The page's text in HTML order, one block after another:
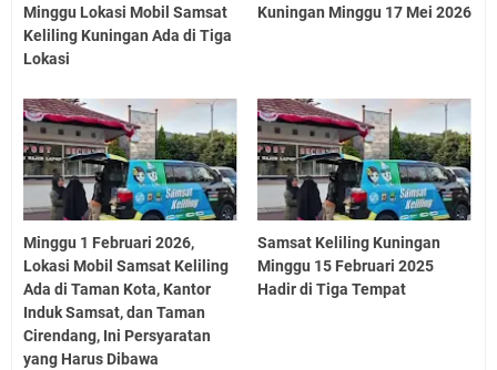
Minggu Lokasi Mobil Samsat
Keliling Kuningan Ada di Tiga
Lokasi
Kuningan Minggu 17 Mei 2026
Minggu 1 Februari 2026,
Lokasi Mobil Samsat Keliling
Ada di Taman Kota, Kantor
Induk Samsat, dan Taman
Cirendang, Ini Persyaratan
yang Harus Dibawa
Samsat Keliling Kuningan
Minggu 15 Februari 2025
Hadir di Tiga Tempat